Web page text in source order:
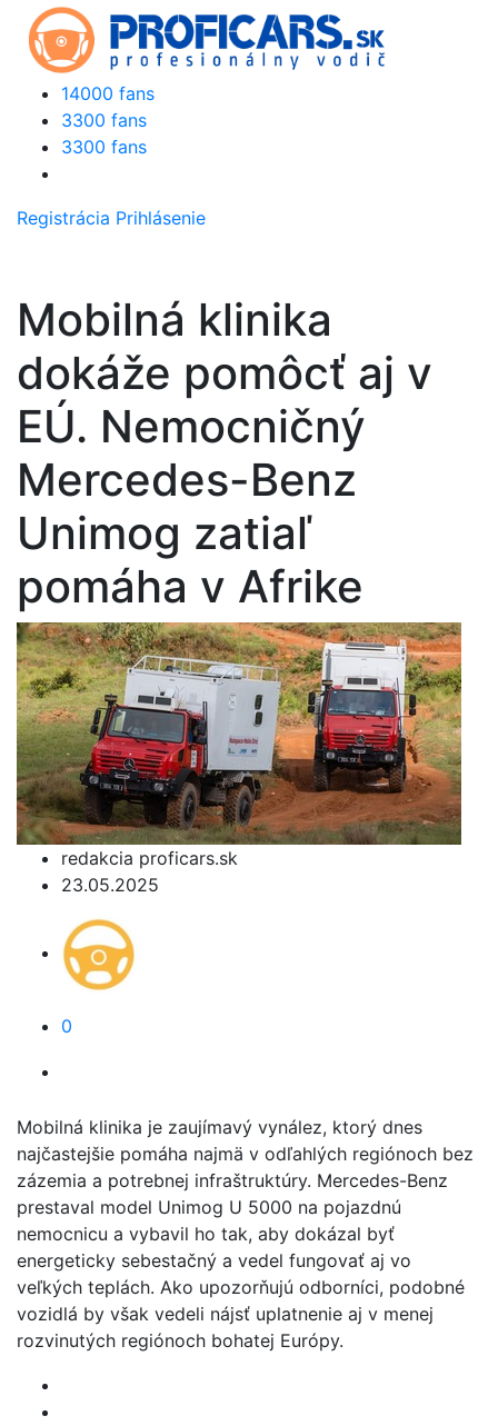
14000 fans
3300 fans
3300 fans
Registrácia Prihlásenie
Mobilná klinika
dokáže pomôcť aj v
EÚ. Nemocničný
Mercedes-Benz
Unimog zatiaľ
pomáha v Afrike
redakcia proficars.sk
23.05.2025
0
Mobilná klinika je zaujímavý vynález, ktorý dnes
najčastejšie pomáha najmä v odľahlých regiónoch bez
zázemia a potrebnej infraštruktúry. Mercedes-Benz
prestaval model Unimog U 5000 na pojazdnú
nemocnicu a vybavil ho tak, aby dokázal byť
energeticky sebestačný a vedel fungovať aj vo
veľkých teplách. Ako upozorňujú odborníci, podobné
vozidlá by však vedeli nájsť uplatnenie aj v menej
rozvinutých regiónoch bohatej Európy.